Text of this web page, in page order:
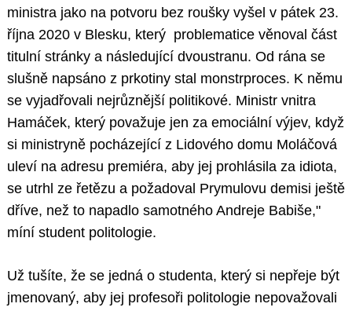
ministra jako na potvoru bez roušky vyšel v pátek 23.
října 2020 v Blesku, který problematice věnoval část
titulní stránky a následující dvoustranu. Od rána se
slušně napsáno z prkotiny stal monstrproces. K němu
se vyjadřovali nejrůznější politikové. Ministr vnitra
Hamáček, který považuje jen za emociální výjev, když
si ministryně pocházející z Lidového domu Moláčová
uleví na adresu premiéra, aby jej prohlásila za idiota,
se utrhl ze řetězu a požadoval Prymulovu demisi ještě
dříve, než to napadlo samotného Andreje Babiše,"
míní student politologie.
Už tušíte, že se jedná o studenta, který si nepřeje být
jmenovaný, aby jej profesoři politologie nepovažovali